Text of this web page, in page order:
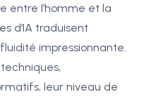
entre l’homme et la
d’IA traduisent
impressionnante.
leur niveau de